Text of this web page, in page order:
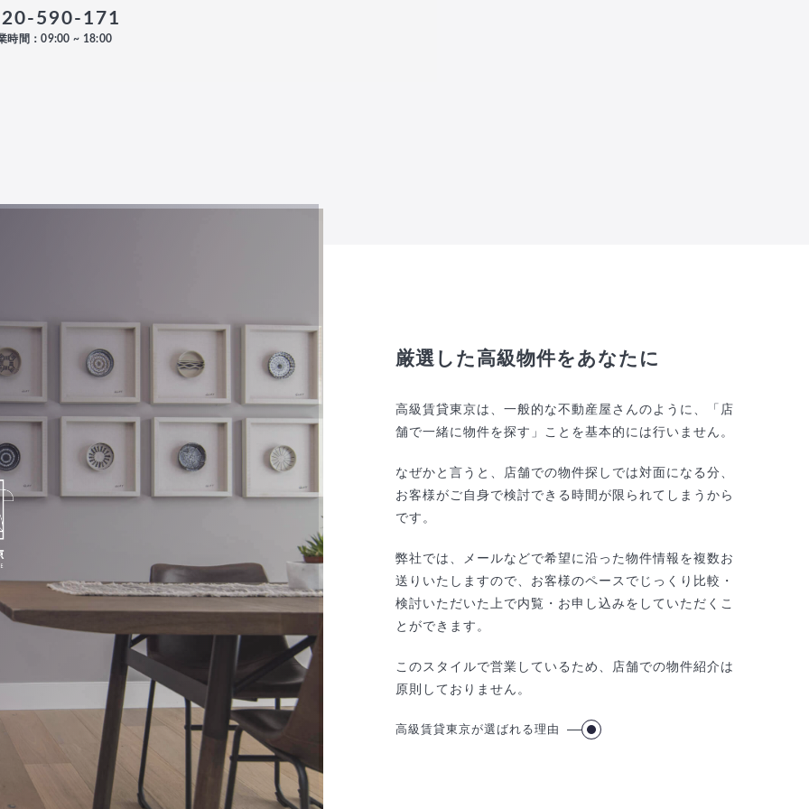
590-171
時間：09:00 ~ 18:00
厳選した高級物件をあなたに
高級賃貸東京は、一般的な不動産屋さんのように、「店
舗で一緒に物件を探す」ことを基本的には行いません。
なぜかと言うと、店舗での物件探しでは対面になる分、
お客様がご自身で検討できる時間が限られてしまうから
です。
弊社では、メールなどで希望に沿った物件情報を複数お
送りいたしますので、お客様のペースでじっくり比較・
検討いただいた上で内覧・お申し込みをしていただくこ
とができます。
このスタイルで営業しているため、店舗での物件紹介は
原則しておりません。
高級賃貸東京が選ばれる理由